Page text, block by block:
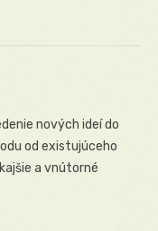
nových ideí do
od existujúceho
a vnútorné